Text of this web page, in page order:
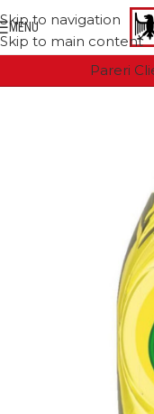
Skip to navigation
Skip to main content
MENU
Pareri